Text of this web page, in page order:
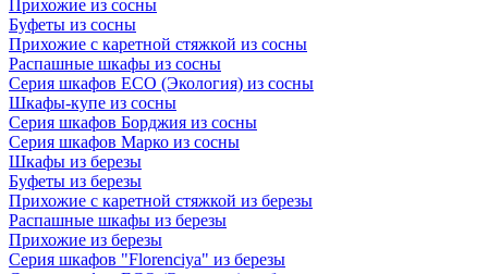
Прихожие из сосны
Буфеты из сосны
Прихожие с каретной стяжкой из сосны
Распашные шкафы из сосны
Серия шкафов ECO (Экология) из сосны
Шкафы-купе из сосны
Серия шкафов Борджия из сосны
Серия шкафов Марко из сосны
Шкафы из березы
Буфеты из березы
Прихожие с каретной стяжкой из березы
Распашные шкафы из березы
Прихожие из березы
Серия шкафов "Florenciya" из березы